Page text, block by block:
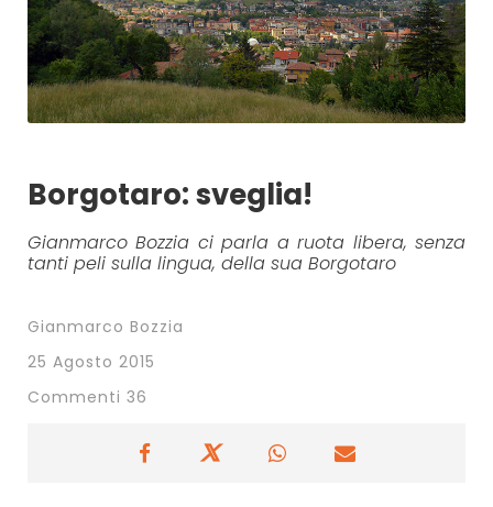
Borgotaro: sveglia!
Gianmarco Bozzia ci parla a ruota libera, senza
tanti peli sulla lingua, della sua Borgotaro
Gianmarco Bozzia
25 Agosto 2015
Commenti 36